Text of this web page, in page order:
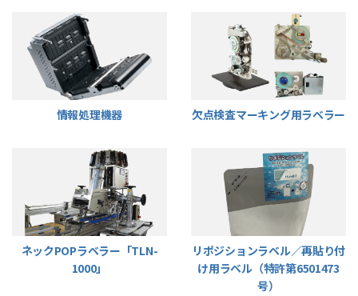
情報処理機器 欠点検査マーキング用ラベラー
ネックPOPラベラー「TLN-
1000」
リポジションラベル／再貼り付
け用ラベル（特許第6501473
号）